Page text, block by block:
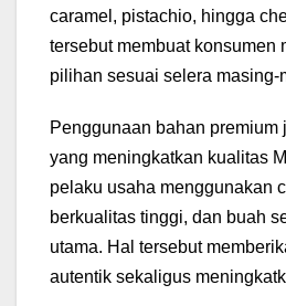
caramel, pistachio, hingga
tersebut membuat konsumen
pilihan sesuai selera masing-
Penggunaan bahan premium
yang meningkatkan kualitas
pelaku usaha menggunakan
berkualitas tinggi, dan buah
utama. Hal tersebut
autentik sekaligus